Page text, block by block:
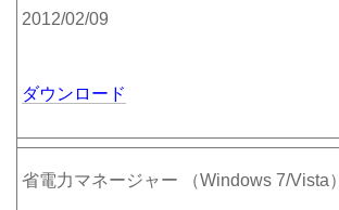
2012/02/09
ダウンロード
省電力マネージャー （Windows 7/Vista）